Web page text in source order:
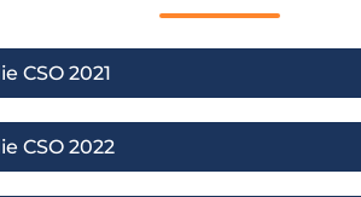
CSO 2021
CSO 2022